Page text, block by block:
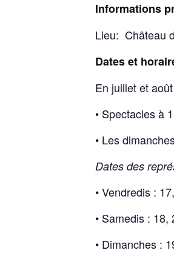
Informations
Lieu: Château
Dates et
En juillet et
• Spectacles à
• Les
Dates des
• Vendredis :
• Samedis :
• Dimanches :